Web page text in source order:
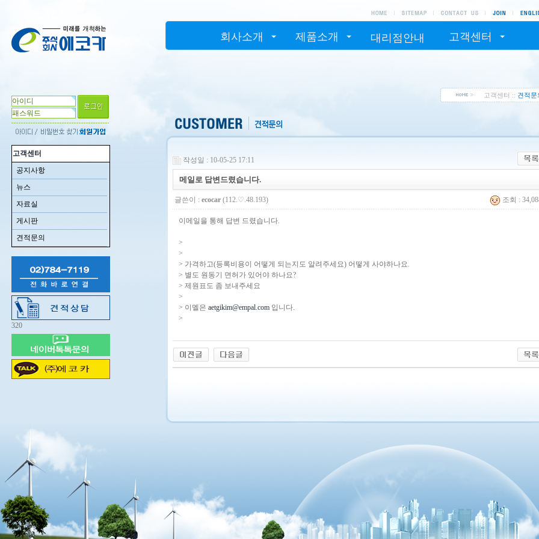
고객센터
공지사항
뉴스
자료실
게시판
견적문의
320
회사소개 제품소개 대리점안내 고객센터
고객센터 :: 견적문
작성일 : 10-05-25 17:11
메일로 답변드렸습니다.
글쓴이 : ecocar (112.♡.48.193) 조회 :
이메일을 통해 답변 드렸습니다.
>
>
> 가격하고(등록비용이 어떻게 되는지도 알려주세요) 어떻게 사야하나요.
> 별도 원동기 면허가 있어야 하나요?
> 제원표도 좀 보내주세요
>
> 이멜은 aetgikim@empal.com 입니다.
>